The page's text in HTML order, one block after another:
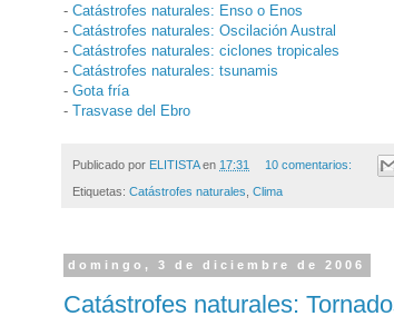
- Catástrofes naturales: Enso o Enos
- Catástrofes naturales: Oscilación Austral
- Catástrofes naturales: ciclones tropicales
- Catástrofes naturales: tsunamis
- Gota fría
- Trasvase del Ebro
Publicado por ELITISTA en 17:31 10 comentarios:
Etiquetas: Catástrofes naturales Clima
domingo, 3 de diciembre de 2006
Catástrofes naturales: